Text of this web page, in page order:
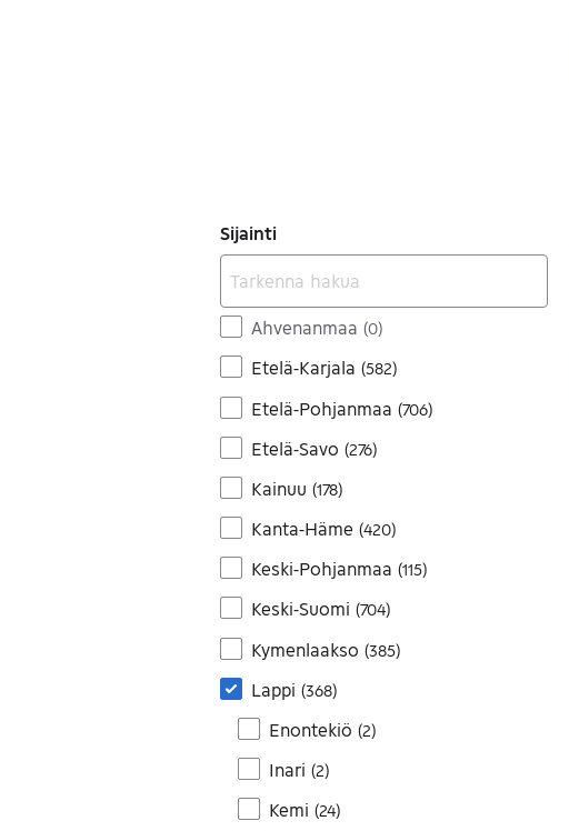
Sijainti
Ahvenanmaa (0)
Etelä-Karjala (582)
Etelä-Pohjanmaa (706)
Etelä-Savo (276)
Kainuu (178)
Kanta-Häme (420)
Keski-Pohjanmaa (115)
Keski-Suomi (704)
Kymenlaakso (385)
Lappi (368)
Enontekiö (2)
Inari (2)
Kemi (24)